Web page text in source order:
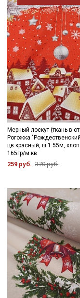
- стирать отдельно от
- противопоказано
- сушить в
- гладить с
Цветопередача
ткани в зависимости
зависимости от
Мерный лоскут (ткань в
Рогожка
цв.красный, ш.1.55м,
165гр/м.кв
259 руб. 370 руб.
Секретная
Мы
промокоды
Электронная
Ознакомлен(а) с
данныхи даю
данных
ДаюСогласие
информационных